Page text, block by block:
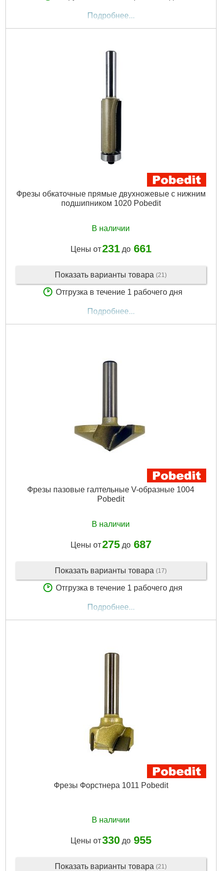
Подробнее...
Фрезы обкаточные прямые двухножевые с нижним
подшипником 1020 Pobedit
В наличии
Цены от231до 661
Показать варианты товара (21)
Отгрузка в течение 1 рабочего дня
Подробнее...
Фрезы пазовые галтельные V-образные 1004
Pobedit
В наличии
Цены от275до 687
Показать варианты товара (17)
Отгрузка в течение 1 рабочего дня
Подробнее...
Фрезы Форстнера 1011 Pobedit
В наличии
Цены от330до 955
Показать варианты товара (21)